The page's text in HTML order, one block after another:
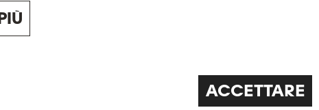
ACCETTARE
realizzato dal Musée Rath in collaborazione
amis d'Ella Maillart e con il sostegno della